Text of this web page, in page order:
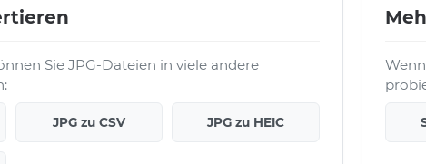
Sie JPG-Dateien in viele andere
JPG zu CSV JPG zu HEIC